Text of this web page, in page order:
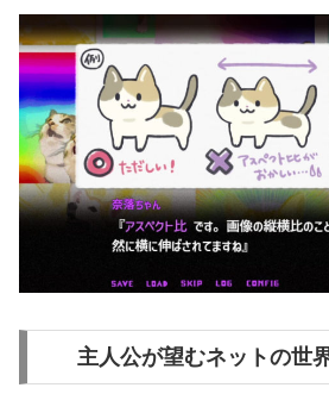
主人公が望むネットの世